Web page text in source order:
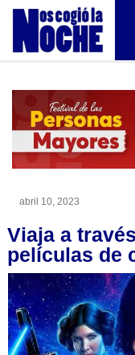
abril 10, 2023
Viaja a
películas de